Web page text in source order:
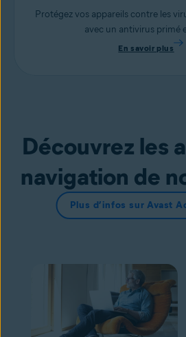
Protégez vos appareils contre les
avec un antivirus primé
En savoir plus
Découvrez les
navigation de
Plus d’infos sur Avast